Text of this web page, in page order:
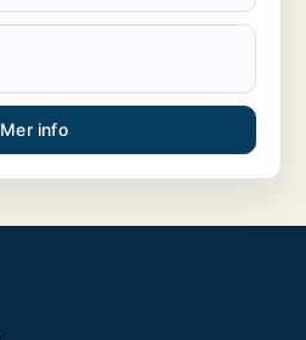
Mer info